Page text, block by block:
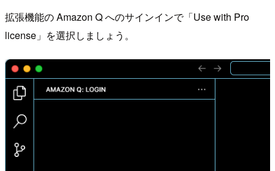
拡張機能の Amazon Q へのサインインで「Use with Pro
license」を選択しましょう。